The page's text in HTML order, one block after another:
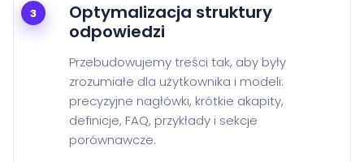
3
Optymalizacja struktury
odpowiedzi
Przebudowujemy treści tak, aby były
zrozumiałe dla użytkownika i modeli:
precyzyjne nagłówki, krótkie akapity,
definicje, FAQ, przykłady i sekcje
porównawcze.